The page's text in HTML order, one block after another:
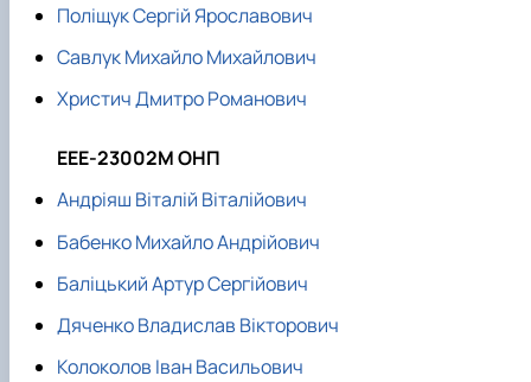
Поліщук Сергій Ярославович
Савлук Михайло Михайлович
Христич Дмитро Романович
ЕЕЕ-23002М ОНП
Андріяш Віталій Віталійович
Бабенко Михайло Андрійович
Баліцький Артур Сергійович
Дяченко Владислав Вікторович
Колоколов Іван Васильович